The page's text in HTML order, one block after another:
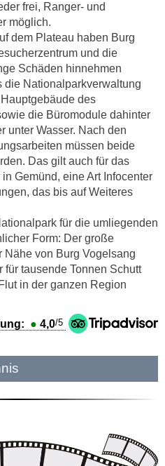
frei, Ranger- und
möglich.
dem Plateau haben Burg
und die
Schäden hinnehmen
die Nationalparkverwaltung
des
die Büromodule dahinter
unter Wasser. Nach den
müssen beide
Das gilt auch für das
Gemünd, eine Art Infocenter
das bis auf Weiteres
für die umliegenden
Form: Der große
Nähe von Burg Vogelsang
tausende Tonnen Schutt
in der ganzen Region
● 4,0/5